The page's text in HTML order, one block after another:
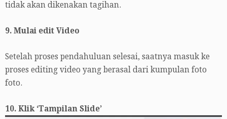
tidak akan dikenakan tagihan.
9. Mulai edit Video
Setelah proses pendahuluan selesai, saatnya masuk ke
proses editing video yang berasal dari kumpulan foto
foto.
10. Klik ‘Tampilan Slide’